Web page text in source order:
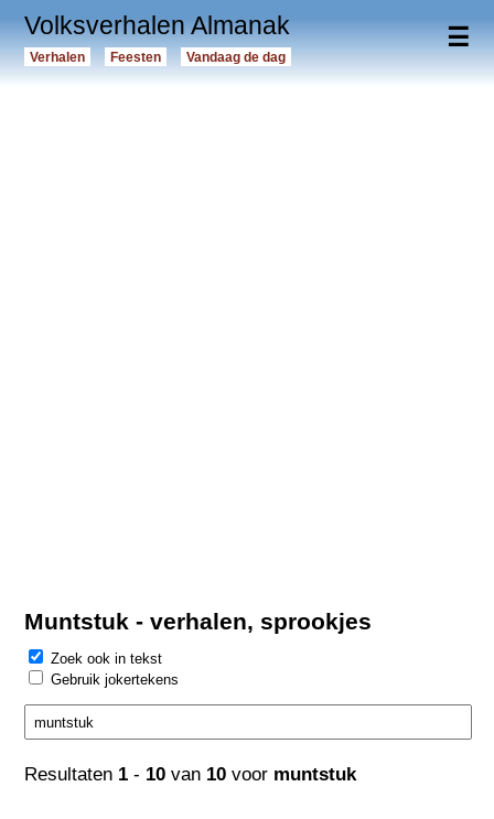
☰
Volksverhalen Almanak
Verhalen Feesten Vandaag de dag
Muntstuk - verhalen, sprookjes
Zoek ook in tekst
Gebruik jokertekens
Resultaten 1 - 10 van 10 voor muntstuk